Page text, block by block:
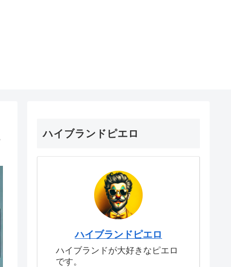
ハイブランドピエロ
ハイブランドピエロ
ハイブランドが大好きなピエロ
です。